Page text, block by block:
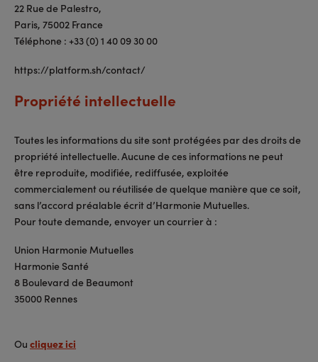
22 Rue de Palestro,
Paris, 75002 France
Téléphone : +33 (0) 1 40 09 30 00
https://platform.sh/contact/
Propriété intellectuelle
Toutes les informations du site sont protégées par des droits de
propriété intellectuelle. Aucune de ces informations ne peut
être reproduite, modifiée, rediffusée, exploitée
commercialement ou réutilisée de quelque manière que ce soit,
sans l’accord préalable écrit d’Harmonie Mutuelles.
Pour toute demande, envoyer un courrier à :
Union Harmonie Mutuelles
Harmonie Santé
8 Boulevard de Beaumont
35000 Rennes
Ou cliquez ici